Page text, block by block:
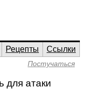
Рецепты
Ссылки
Постучаться
для атаки